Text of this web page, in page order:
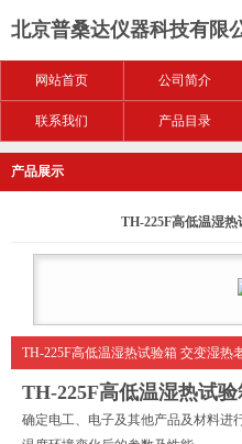
北京普桑达仪器科技有限
网站首页 公司简介
联系我们 产品目录
产品展示
TH-225F高低温湿
TH-225F高低温湿热试验箱 交变湿热
TH-225F高低温湿热试
确定电工、电子及其他产品及材料进